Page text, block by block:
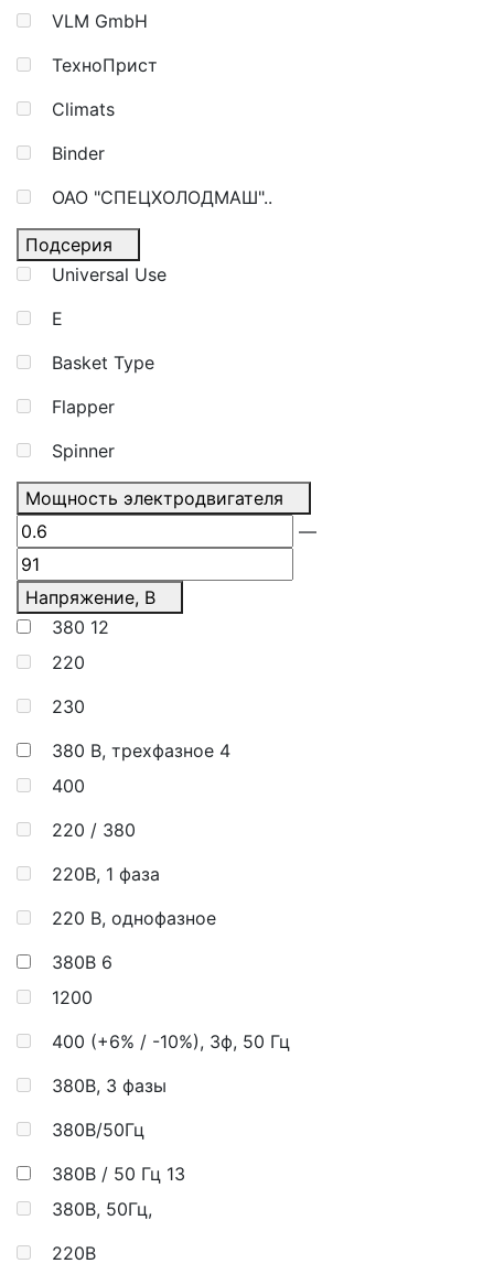
VLM GmbH
ТехноПрист
Climats
Binder
ОАО "СПЕЦХОЛОДМАШ"..
Подсерия
Universal Use
E
Basket Type
Flapper
Spinner
Мощность электродвигателя
—
Напряжение, В
380 12
220
230
380 В, трехфазное 4
400
220 / 380
220В, 1 фаза
220 В, однофазное
380В 6
1200
400 (+6% / -10%), 3ф, 50 Гц
380В, 3 фазы
380В/50Гц
380В / 50 Гц 13
380В, 50Гц,
220В